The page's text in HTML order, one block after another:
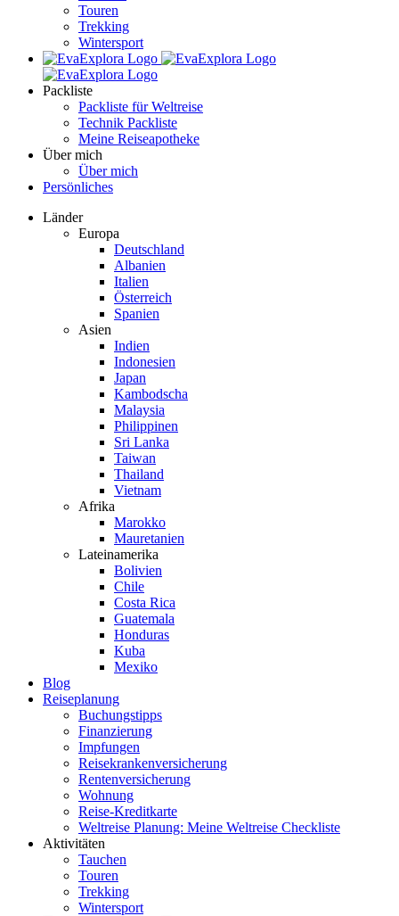
Touren
Trekking
Wintersport
Packliste
Packliste für Weltreise
Technik Packliste
Meine Reiseapotheke
Über mich
Über mich
Persönliches
Länder
Europa
Deutschland
Albanien
Italien
Österreich
Spanien
Asien
Indien
Indonesien
Japan
Kambodscha
Malaysia
Philippinen
Sri Lanka
Taiwan
Thailand
Vietnam
Afrika
Marokko
Mauretanien
Lateinamerika
Bolivien
Chile
Costa Rica
Guatemala
Honduras
Kuba
Mexiko
Blog
Reiseplanung
Buchungstipps
Finanzierung
Impfungen
Reisekrankenversicherung
Rentenversicherung
Wohnung
Reise-Kreditkarte
Weltreise Planung: Meine Weltreise Checkliste
Aktivitäten
Tauchen
Touren
Trekking
Wintersport